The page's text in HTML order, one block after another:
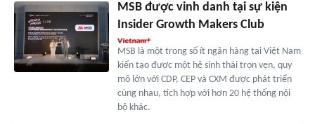
MSB được vinh danh tại sự kiện
Insider Growth Makers Club
MSB là một trong số ít ngân hàng tại Việt Nam
kiến tạo được một hệ sinh thái trọn vẹn, quy
mô lớn với CDP, CEP và CXM được phát triển
cùng nhau, tích hợp với hơn 20 hệ thống nội
bộ khác.